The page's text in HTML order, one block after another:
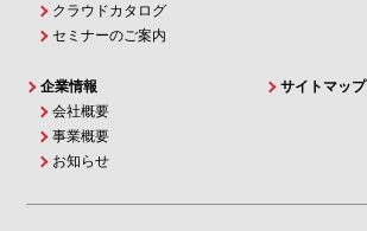
クラウドカタログ
セミナーのご案内
企業情報
会社概要
事業概要
お知らせ
サイトマップ